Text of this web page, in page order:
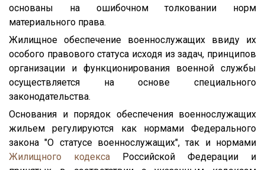
основаны на ошибочном толковании норм
материального права.
Жилищное обеспечение военнослужащих ввиду их
особого правового статуса исходя из задач, принципов
организации и функционирования военной службы
осуществляется на основе специального
законодательства.
Основания и порядок обеспечения военнослужащих
жильем регулируются как нормами Федерального
закона "О статусе военнослужащих", так и нормами
Жилищного кодекса Российской Федерации и